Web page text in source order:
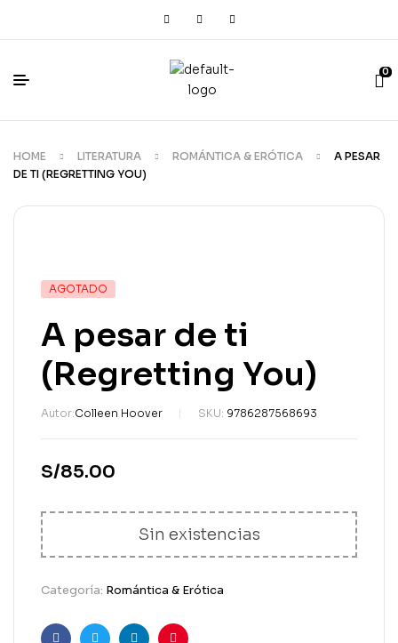
0
HOME LITERATURA ROMÁNTICA & ERÓTICA
A PESAR
DE TI (REGRETTING YOU)
AGOTADO
A pesar de ti
(Regretting You)
Autor:Colleen Hoover SKU: 9786287568693
S/85.00
Sin existencias
Categoría: Romántica & Erótica